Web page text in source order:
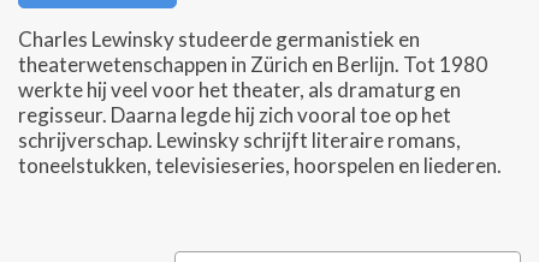
Charles Lewinsky studeerde germanistiek en
theaterwetenschappen in Zürich en Berlijn. Tot 1980
werkte hij veel voor het theater, als dramaturg en
regisseur. Daarna legde hij zich vooral toe op het
schrijverschap. Lewinsky schrijft literaire romans,
toneelstukken, televisieseries, hoorspelen en liederen.